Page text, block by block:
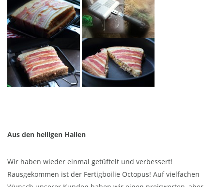
Aus den heiligen Hallen
Wir haben wieder einmal getüftelt und verbessert!
Rausgekommen ist der Fertigboilie Octopus! Auf vielfachen